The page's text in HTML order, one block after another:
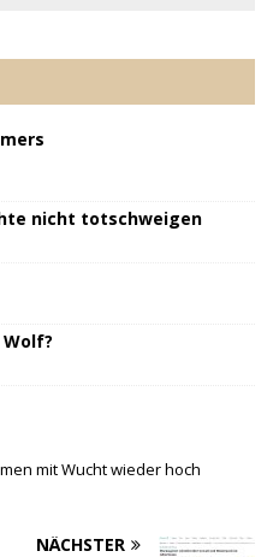
nicht totschweigen
mit Wucht wieder hoch
NÄCHSTER